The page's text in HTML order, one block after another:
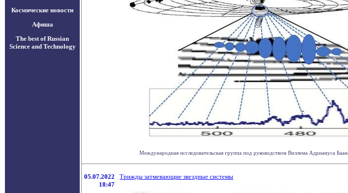
Космические новости
Афиша
The best of Russian
Science and Technology
Международная исследовательская группа под руководством Виллема Адриануса
05.07.2022
18:47
Трижды затмевающие звездные системы